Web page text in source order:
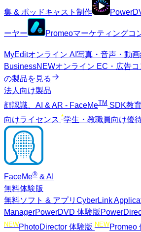
集 & ポッドキャスト制作
ーヤー Promeoマーケティングコ
MyEditオンライン AI写真・音声・動
BusinessNEWオンライン EC・広告
の製品を見る
法人向け製品
顔認識、AI & AR - FaceMeTM SDK教
向けライセンス *学生・教職員向け優
FaceMe® & AI
無料体験版
無料ソフト & アプリ CyberLink
ManagerPowerDVD 体験版
NEWPhotoDirector 体験版 NEWPromeo